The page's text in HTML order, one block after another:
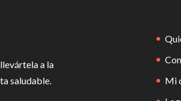
a la
saludable.
Mi